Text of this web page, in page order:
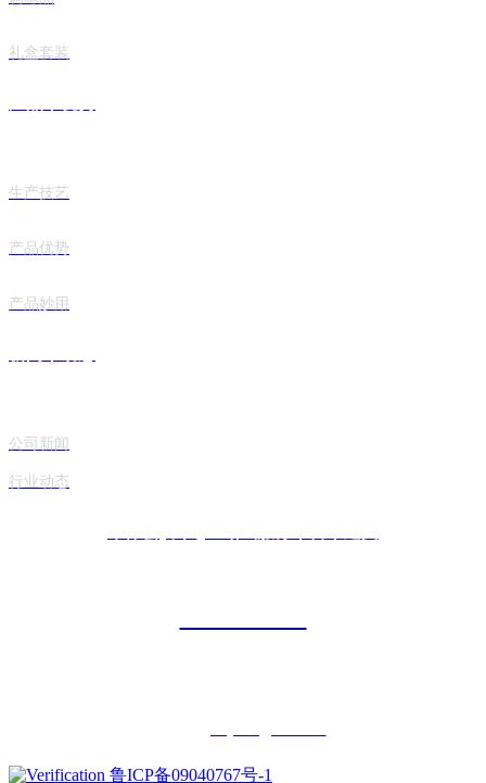
礼盒套装
生产技艺
产品优势
产品妙用
公司新闻
行业动态
鲁ICP备09040767号-1